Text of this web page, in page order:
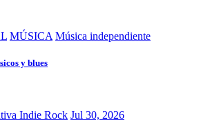
MÚSICA Música independiente
y blues
Indie Rock Jul 30, 2026